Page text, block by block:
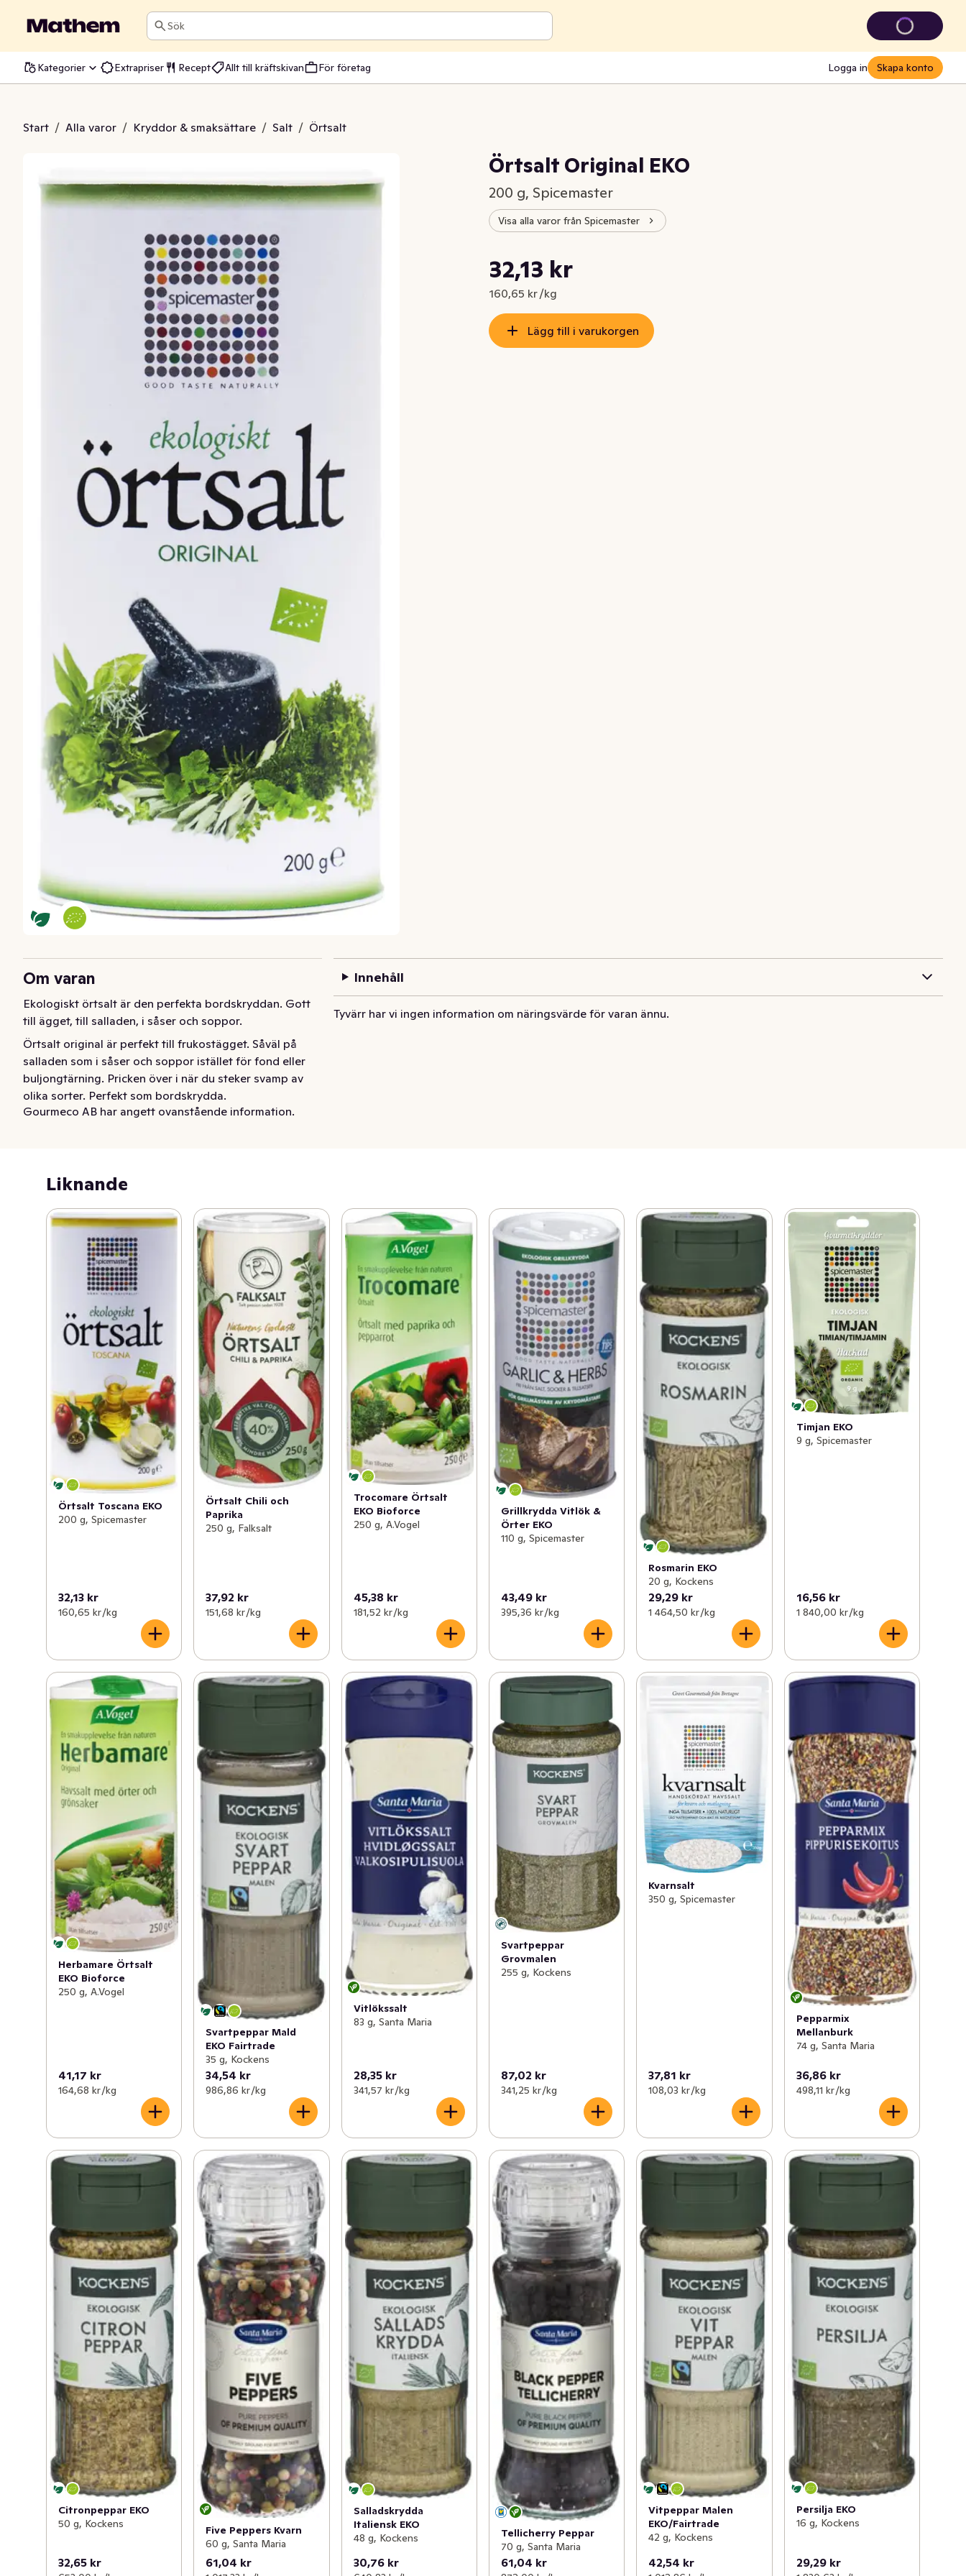
Sök
Kategorier Extrapriser Recept Allt till kräftskivan För företag Logga in Skapa konto
Start / Alla varor / Kryddor & smaksättare / Salt / Örtsalt
Original EKO
Örtsalt Original EKO
200 g, Spicemaster
Visa alla varor från Spicemaster
Nuvarande pris är: 32,13 kr
32,13 kr
160,65 kr /kg
Styckpris: 160,65 kr /kg
Lägg till i varukorgen
Om varan
Ekologiskt örtsalt är den perfekta bordskryddan. Gott
till ägget, till salladen, i såser och soppor.
Örtsalt original är perfekt till frukostägget. Såväl på
salladen som i såser och soppor istället för fond eller
buljongtärning. Pricken över i när du steker svamp av
olika sorter. Perfekt som bordskrydda.
Gourmeco AB har angett ovanstående information.
Innehåll
Tyvärr har vi ingen information om näringsvärde för varan ännu.
Liknande
Örtsalt Toscana EKO
200 g, Spicemaster
32,13 kr
160,65 kr /kg
Örtsalt Chili och
Paprika
250 g, Falksalt
37,92 kr
151,68 kr /kg
Trocomare Örtsalt
EKO Bioforce
250 g, A.Vogel
45,38 kr
181,52 kr /kg
Grillkrydda Vitlök &
Örter EKO
110 g, Spicemaster
43,49 kr
395,36 kr /kg
Rosmarin EKO
20 g, Kockens
29,29 kr
1 464,50 kr /kg
Timjan EKO
9 g, Spicemaster
16,56 kr
1 840,00 kr /kg
Herbamare Örtsalt
EKO Bioforce
250 g, A.Vogel
41,17 kr
164,68 kr /kg
Svartpeppar Mald
EKO Fairtrade
35 g, Kockens
34,54 kr
986,86 kr /kg
Vitlökssalt
83 g, Santa Maria
28,35 kr
341,57 kr /kg
Svartpeppar
Grovmalen
255 g, Kockens
87,02 kr
341,25 kr /kg
Kvarnsalt
350 g, Spicemaster
37,81 kr
108,03 kr /kg
Pepparmix
Mellanburk
74 g, Santa Maria
36,86 kr
498,11 kr /kg
Citronpeppar EKO
50 g, Kockens
32,65 kr
Five Peppers Kvarn
60 g, Santa Maria
61,04 kr
Salladskrydda
Italiensk EKO
48 g, Kockens
30,76 kr
Tellicherry Peppar
70 g, Santa Maria
61,04 kr
Vitpeppar Malen
EKO/Fairtrade
42 g, Kockens
42,54 kr
Persilja EKO
16 g, Kockens
29,29 kr